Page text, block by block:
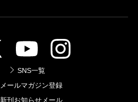
SNS一覧
メールマガジン登録
新刊お知らせメール